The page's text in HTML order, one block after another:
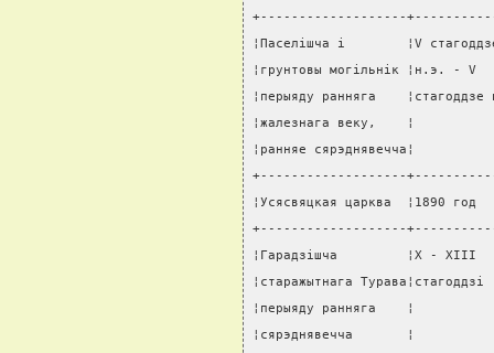
+-------------------
¦Паселiшча i        ¦V
¦грунтовы могiльнiк ¦н.э. -
¦перыяду ранняга
¦жалезнага веку,    ¦
¦ранняе сярэднявечча¦
+-------------------
¦Усясвяцкая царква
+-------------------
¦Гарадзiшча         ¦X -
¦старажытнага
¦перыяду ранняга    ¦
¦сярэднявечча       ¦